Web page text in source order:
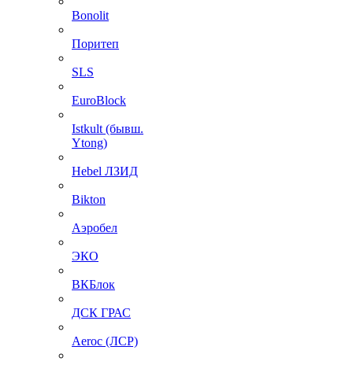
Bonolit
Поритеп
SLS
EuroBlock
Istkult (бывш.
Ytong)
Hebel ЛЗИД
Bikton
Аэробел
ЭКО
ВКБлок
ДСК ГРАС
Aeroc (ЛСР)